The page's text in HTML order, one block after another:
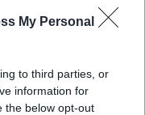
My Personal
to third parties, or
information for
the below opt-out
στην
επίσκεψη της